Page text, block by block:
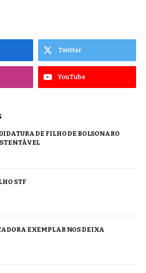
Twitter
YouTube
DE FILHO DE BOLSONARO
STF
EXEMPLAR NOS DEIXA